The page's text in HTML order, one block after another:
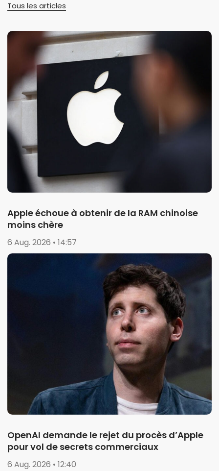
Tous les articles
Apple échoue à obtenir de la RAM chinoise
moins chère
6 Aug. 2026 • 14:57
OpenAI demande le rejet du procès d’Apple
pour vol de secrets commerciaux
6 Aug. 2026 • 12:40